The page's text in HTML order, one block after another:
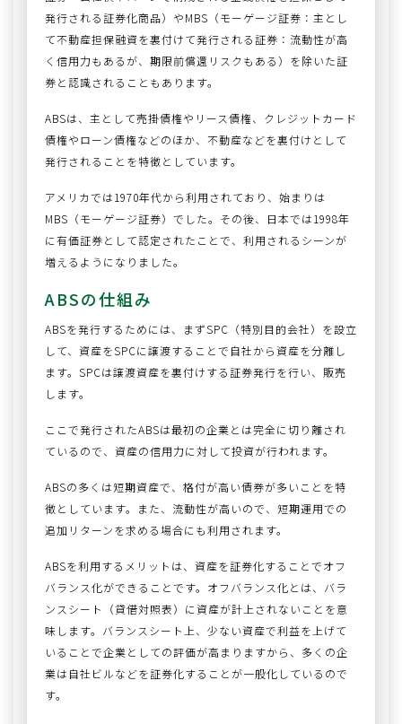
発行される証券化商品）やMBS（モーゲージ証券：主とし
て不動産担保融資を裏付けて発行される証券：流動性が高
く信用力もあるが、期限前償還リスクもある）を除いた証
券と認識されることもあります。
ABSは、主として売掛債権やリース債権、クレジットカード
債権やローン債権などのほか、不動産などを裏付けとして
発行されることを特徴としています。
アメリカでは1970年代から利用されており、始まりは
MBS（モーゲージ証券）でした。その後、日本では1998年
に有価証券として認定されたことで、利用されるシーンが
増えるようになりました。
ABSの仕組み
ABSを発行するためには、まずSPC（特別目的会社）を設立
して、資産をSPCに譲渡することで自社から資産を分離し
ます。SPCは譲渡資産を裏付けする証券発行を行い、販売
します。
ここで発行されたABSは最初の企業とは完全に切り離され
ているので、資産の信用力に対して投資が行われます。
ABSの多くは短期資産で、格付が高い債券が多いことを特
徴としています。また、流動性が高いので、短期運用での
追加リターンを求める場合にも利用されます。
ABSを利用するメリットは、資産を証券化することでオフ
バランス化ができることです。オフバランス化とは、バラ
ンスシート（貸借対照表）に資産が計上されないことを意
味します。バランスシート上、少ない資産で利益を上げて
いることで企業としての評価が高まりますから、多くの企
業は自社ビルなどを証券化することが一般化しているので
す。